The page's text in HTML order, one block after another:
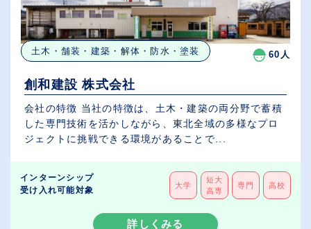
土木・舗装・建築・解体・防水・塗装 60人
創和建設 株式会社
会社の特徴 当社の特徴は、土木・建築の両分野で蓄積
した専門技術を活かしながら、東北全域の多様なプロ
ジェクトに挑戦できる環境があることで...
インターンシップ
受け入れ可能対象
大学
短大
高専
専門 高校
詳しくみる